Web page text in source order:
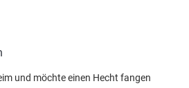
und möchte einen Hecht fangen